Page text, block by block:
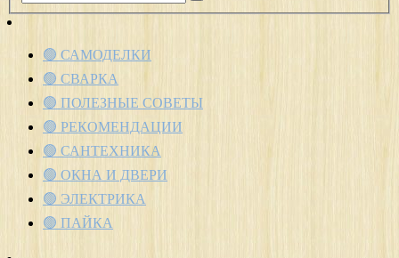
🟢 САМОДЕЛКИ
🟢 СВАРКА
🟢 ПОЛЕЗНЫЕ СОВЕТЫ
🟢 РЕКОМЕНДАЦИИ
🟢 САНТЕХНИКА
🟢 ОКНА И ДВЕРИ
🟢 ЭЛЕКТРИКА
🟢 ПАЙКА